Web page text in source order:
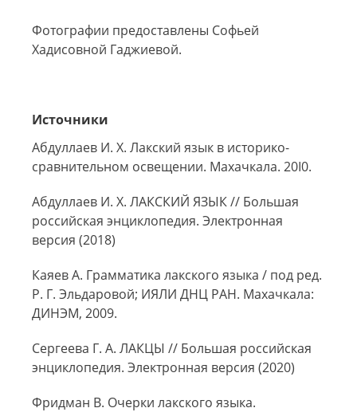
Фотографии предоставлены Софьей
Хадисовной Гаджиевой.
Источники
Абдуллаев И. Х. Лакский язык в историко-
сравнительном освещении. Махачкала. 20I0.
Абдуллаев И. Х. ЛАКСКИЙ ЯЗЫК // Большая
российская энциклопедия. Электронная
версия (2018)
Каяев А. Грамматика лакского языка / под ред.
Р. Г. Эльдаровой; ИЯЛИ ДНЦ РАН. Махачкала:
ДИНЭМ, 2009.
Сергеева Г. А. ЛАКЦЫ // Большая российская
энциклопедия. Электронная версия (2020)
Фридман В. Очерки лакского языка.